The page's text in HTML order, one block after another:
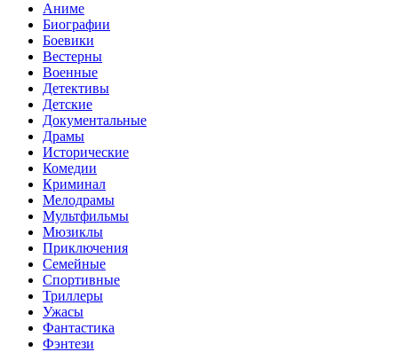
Аниме
Биографии
Боевики
Вестерны
Военные
Детективы
Детские
Документальные
Драмы
Исторические
Комедии
Криминал
Мелодрамы
Мультфильмы
Мюзиклы
Приключения
Семейные
Спортивные
Триллеры
Ужасы
Фантастика
Фэнтези